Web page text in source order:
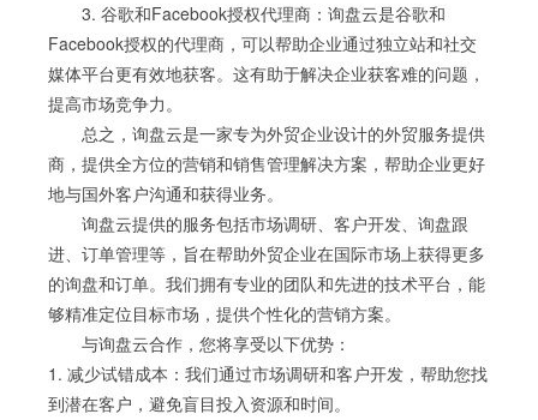
3. 谷歌和Facebook授权代理商：询盘云是谷歌和
Facebook授权的代理商，可以帮助企业通过独立站和社交
媒体平台更有效地获客。这有助于解决企业获客难的问题，
提高市场竞争力。
总之，询盘云是一家专为外贸企业设计的外贸服务提供
商，提供全方位的营销和销售管理解决方案，帮助企业更好
地与国外客户沟通和获得业务。
询盘云提供的服务包括市场调研、客户开发、询盘跟
进、订单管理等，旨在帮助外贸企业在国际市场上获得更多
的询盘和订单。我们拥有专业的团队和先进的技术平台，能
够精准定位目标市场，提供个性化的营销方案。
与询盘云合作，您将享受以下优势：
1. 减少试错成本：我们通过市场调研和客户开发，帮助您找
到潜在客户，避免盲目投入资源和时间。